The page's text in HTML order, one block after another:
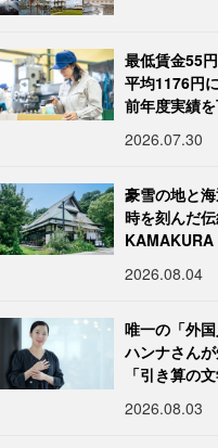
最低賃金55
平均1176円
前年度実績
2026.07.30
豪雪の地と
時を刻んだ
KAMAKURA
2026.08.04
唯一の「外
ハンナさん
「引き算の文
2026.08.03